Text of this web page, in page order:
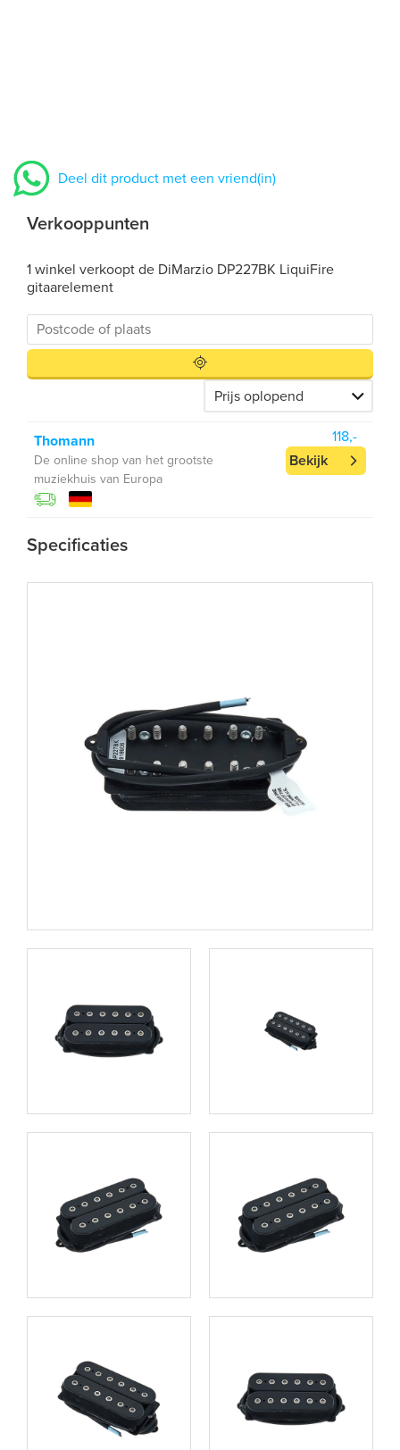
Deel dit product met een vriend(in)
Verkooppunten
1 winkel verkoopt de DiMarzio DP227BK LiquiFire
gitaarelement
Thomann
De online shop van het grootste
muziekhuis van Europa
118,-
Bekijk
Specificaties